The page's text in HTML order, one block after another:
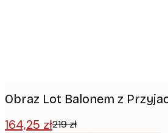
Obraz Lot Balonem z
164,25 zł219 zł